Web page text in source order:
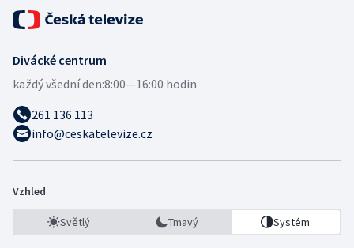
Divácké centrum
každý všední den:8:00—16:00 hodin
261 136 113
info@ceskatelevize.cz
Vzhled
Světlý Tmavý Systém